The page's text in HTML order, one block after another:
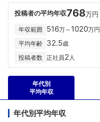
投稿者の平均年収768万円
年収範囲 516万～ 1020万円
平均年齢 32.5歳
投稿者数 正社員2 人
年代別
平均年収
年代別平均年収